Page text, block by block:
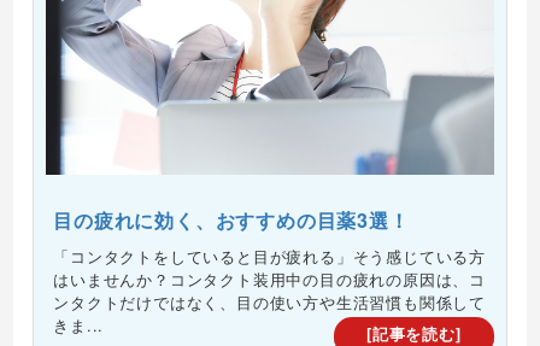
目の疲れに効く、おすすめの目薬3選！
「コンタクトをしていると目が疲れる」そう感じている方
はいませんか？コンタクト装用中の目の疲れの原因は、コ
ンタクトだけではなく、目の使い方や生活習慣も関係して
きま...
[記事を読む]